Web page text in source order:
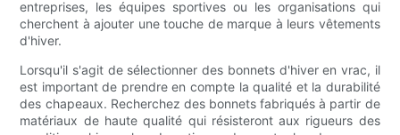
entreprises, les équipes sportives ou les organisations qui
cherchent à ajouter une touche de marque à leurs vêtements
d'hiver.
Lorsqu'il s'agit de sélectionner des bonnets d'hiver en vrac, il
est important de prendre en compte la qualité et la durabilité
des chapeaux. Recherchez des bonnets fabriqués à partir de
matériaux de haute qualité qui résisteront aux rigueurs des